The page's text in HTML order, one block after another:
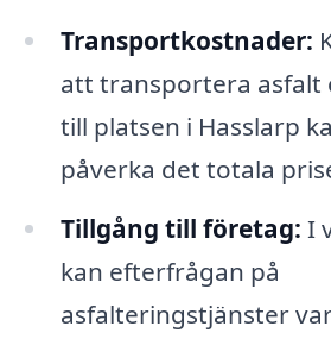
Transportkostnader:
att transportera asfalt
till platsen i Hasslarp
påverka det totala
Tillgång till företag: I
kan efterfrågan på
asfalteringstjänster